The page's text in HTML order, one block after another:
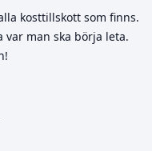
kosttillskott som finns.
man ska börja leta.